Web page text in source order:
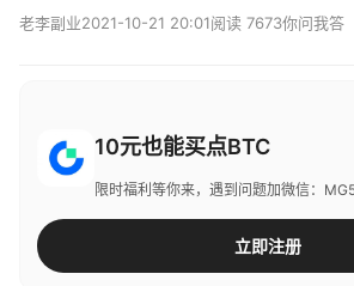
老李副业2021-10-21 20:01阅读 7673你问我答
10元也能买点BTC
限时福利等你来，遇到问题加微信：
立即注册